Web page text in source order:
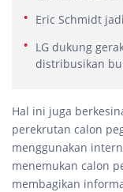
Eric Schmidt
LG dukung
distribusikan
Hal ini juga
perekrutan calon
menggunakan
menemukan calon
membagikan